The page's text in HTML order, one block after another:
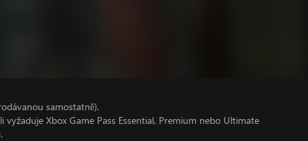
samostatně).
Xbox Game Pass Essential, Premium nebo Ultimate